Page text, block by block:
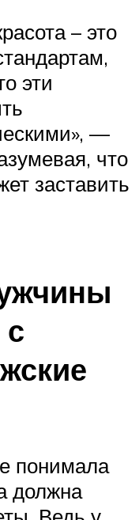
– это
эти
—
что
заставить
понимала
должна